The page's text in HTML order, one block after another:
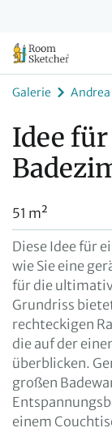
Galerie
Idee
51 m²
Diese Idee für
wie Sie eine
für die
Grundriss
rechteckigen
die auf der
überblicken.
großen
einem